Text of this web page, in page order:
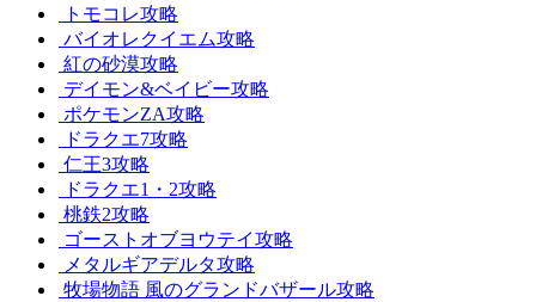
トモコレ攻略
バイオレクイエム攻略
紅の砂漠攻略
デイモン&ベイビー攻略
ポケモンZA攻略
ドラクエ7攻略
仁王3攻略
ドラクエ1・2攻略
桃鉄2攻略
ゴーストオブヨウテイ攻略
メタルギアデルタ攻略
牧場物語 風のグランドバザール攻略